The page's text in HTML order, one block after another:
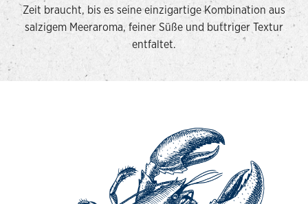
Zeit braucht, bis es seine einzigartige Kombination aus
salzigem Meeraroma, feiner Süße und buttriger Textur
entfaltet.